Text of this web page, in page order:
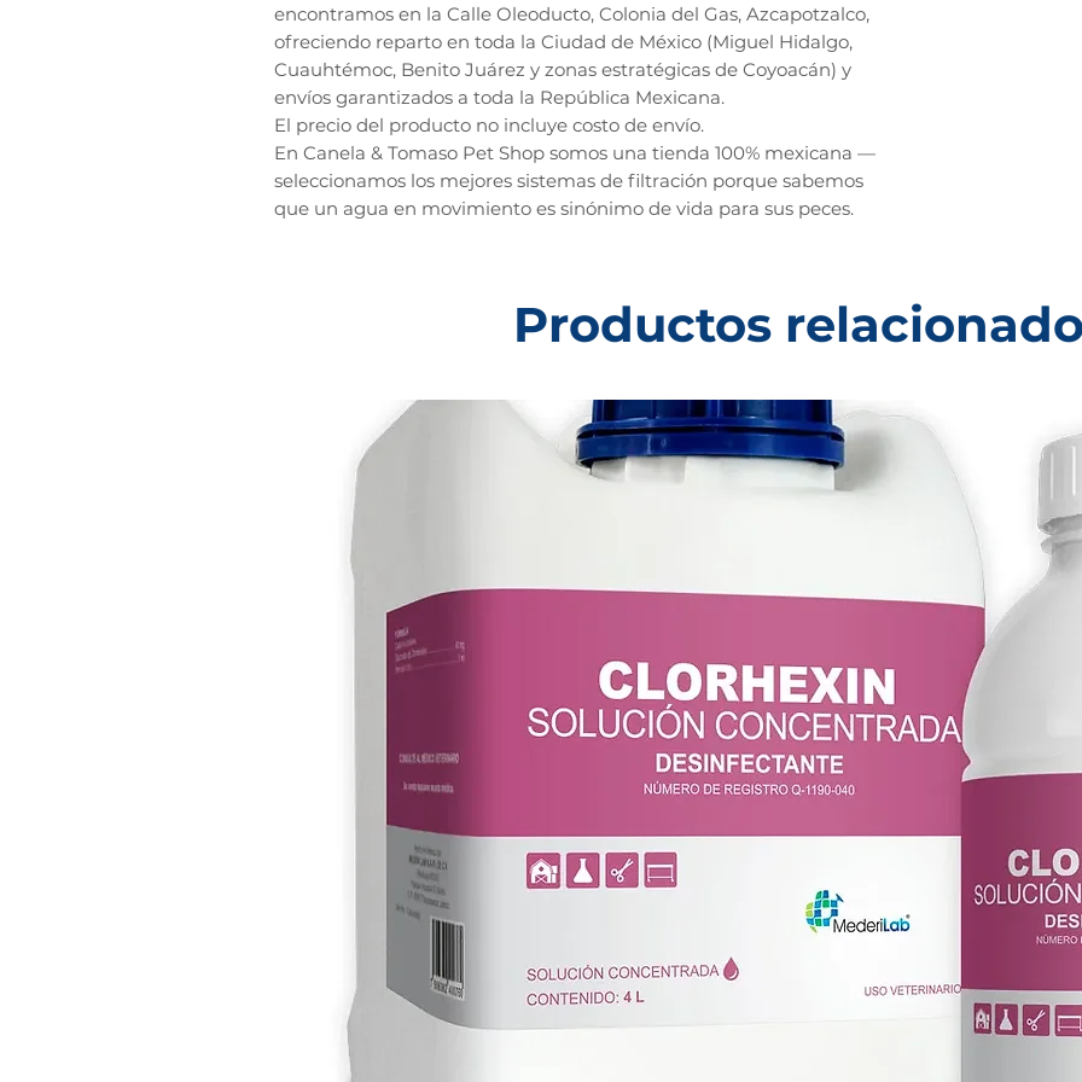
encontramos en la Calle Oleoducto, Colonia del Gas, Azcapotzalco,
ofreciendo reparto en toda la Ciudad de México (Miguel Hidalgo,
Cuauhtémoc, Benito Juárez y zonas estratégicas de Coyoacán) y
envíos garantizados a toda la República Mexicana.
El precio del producto no incluye costo de envío.
En Canela & Tomaso Pet Shop somos una tienda 100% mexicana —
seleccionamos los mejores sistemas de filtración porque sabemos
que un agua en movimiento es sinónimo de vida para sus peces.
Productos